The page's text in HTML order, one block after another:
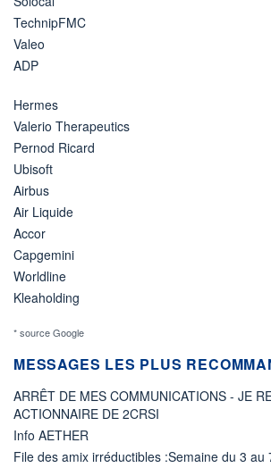
TechnipFMC
Valeo
ADP
Hermes
Valerio Therapeutics
Pernod Ricard
Ubisoft
Airbus
Air Liquide
Accor
Capgemini
Worldline
Kleaholding
* source Google
MESSAGES LES PLUS
ARRÊT DE MES COMMUNICATIONS - JE
ACTIONNAIRE DE 2CRSI
Info AETHER
File des amix irréductibles :Semaine du 3 au